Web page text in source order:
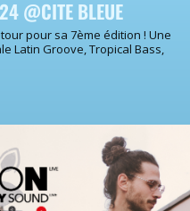
@CITE BLEUE
pour sa 7ème édition ! Une
Latin Groove, Tropical Bass,